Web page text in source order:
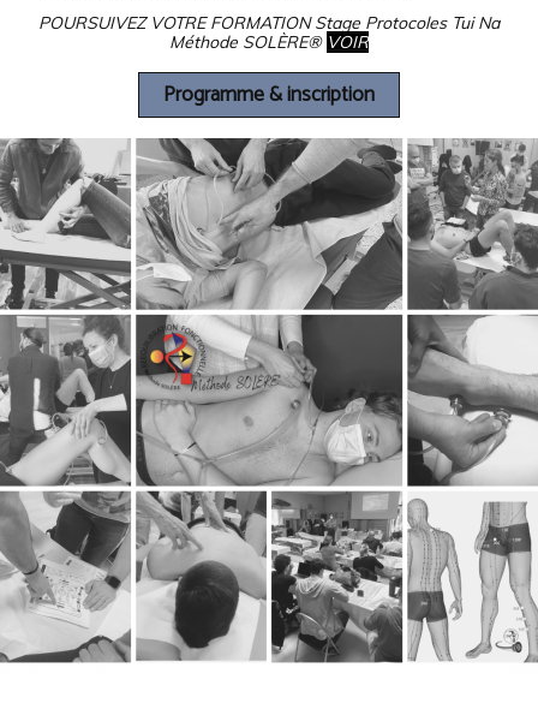
POURSUIVEZ VOTRE FORMATION Stage Protocoles Tui Na
Méthode SOLÈRE® VOIR
Programme & inscription